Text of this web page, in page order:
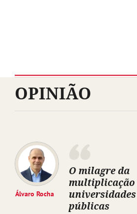
OPINIÃO
Álvaro Rocha
O milagre da
multiplicação
universidades
públicas